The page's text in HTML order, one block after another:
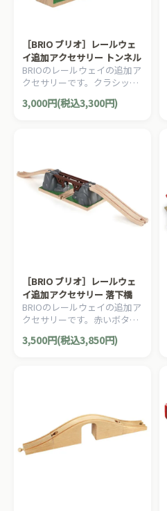
［BRIO ブリオ］レールウェ
イ追加アクセサリー トンネル
BRIOのレールウェイの追加ア
クセサリーです。クラシック
な木製のハイトンネルです。
1ピース。
3,000円(税込3,300円)
［BRIO ブリオ］レールウェ
イ追加アクセサリー 落下橋
BRIOのレールウェイの追加ア
クセサリーです。赤いボタン
を押すとブリッジが崩れま
す。早く組立てないと列車が
3,500円(税込3,850円)